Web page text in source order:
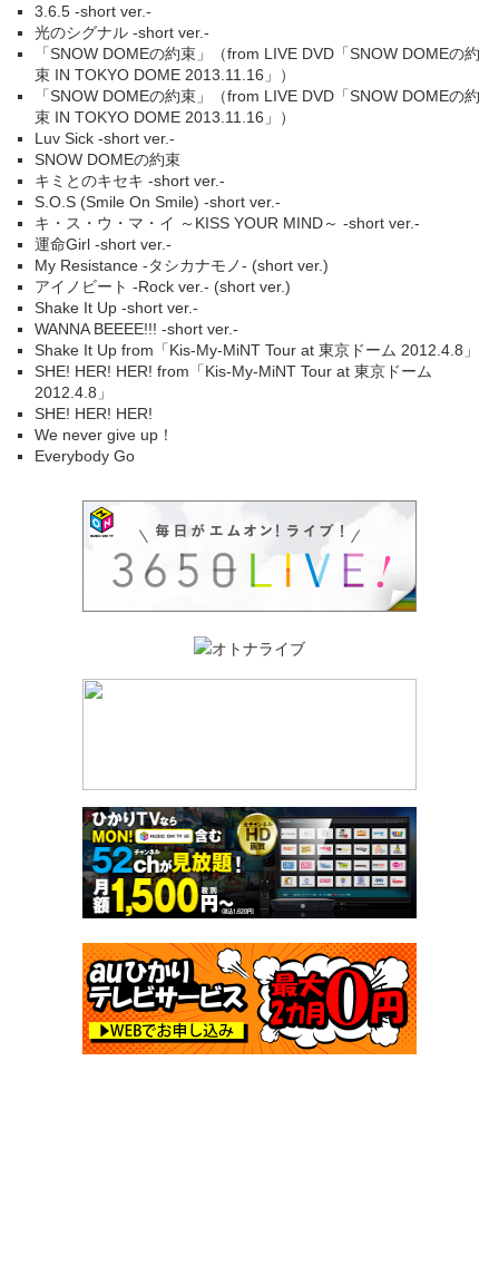
3.6.5 -short ver.-
光のシグナル -short ver.-
「SNOW DOMEの約束」（from LIVE DVD「SNOW DOMEの約
束 IN TOKYO DOME 2013.11.16」）
「SNOW DOMEの約束」（from LIVE DVD「SNOW DOMEの約
束 IN TOKYO DOME 2013.11.16」）
Luv Sick -short ver.-
SNOW DOMEの約束
キミとのキセキ -short ver.-
S.O.S (Smile On Smile) -short ver.-
キ・ス・ウ・マ・イ ～KISS YOUR MIND～ -short ver.-
運命Girl -short ver.-
My Resistance -タシカナモノ- (short ver.)
アイノビート -Rock ver.- (short ver.)
Shake It Up -short ver.-
WANNA BEEEE!!! -short ver.-
Shake It Up from「Kis-My-MiNT Tour at 東京ドーム 2012.4.8」
SHE! HER! HER! from「Kis-My-MiNT Tour at 東京ドーム
2012.4.8」
SHE! HER! HER!
We never give up！
Everybody Go